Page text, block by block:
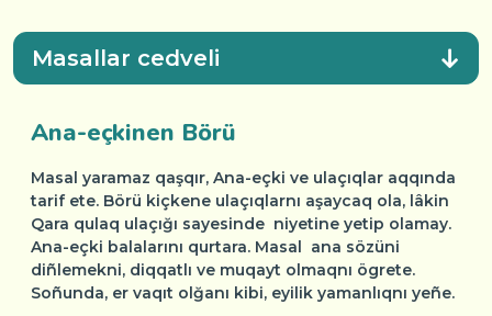
Masallar cedveli
Ana-eçkinen Börü
Masal yaramaz qaşqır, Ana-eçki ve ulaçıqlar aqqında
tarif ete. Börü kiçkene ulaçıqlarnı aşaycaq ola, lâkin
Qara qulaq ulaçığı sayesinde niyetine yetip olamay.
Ana-eçki balalarını qurtara. Masal ana sözüni
diñlemekni, diqqatlı ve muqayt olmaqnı ögrete.
Soñunda, er vaqıt olğanı kibi, eyilik yamanlıqnı yeñe.